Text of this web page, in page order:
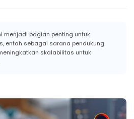
menjadi bagian penting untuk
entah sebagai sarana pendukung
skalabilitas untuk